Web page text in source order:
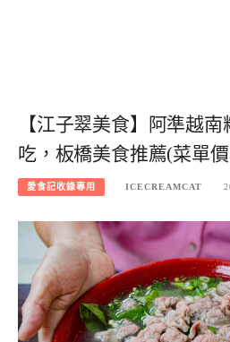
【江子翠美食】阿準越
吃，板橋美食推薦(菜單
愛食記收錄專用 ICECREAMCAT